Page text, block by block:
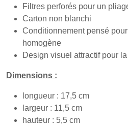
Filtres perforés pour un
Carton non blanchi
Conditionnement pensé
homogène
Design visuel attractif pour
Dimensions :
longueur : 17,5 cm
largeur : 11,5 cm
hauteur : 5,5 cm